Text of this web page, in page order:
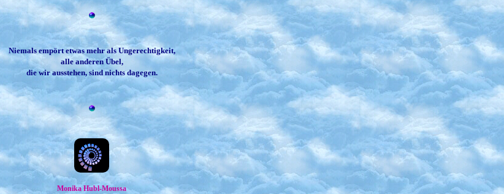
Niemals empört etwas mehr als Ungerechtigkeit,
alle anderen Übel,
die wir ausstehen, sind nichts dagegen.
Monika Hubl-Moussa